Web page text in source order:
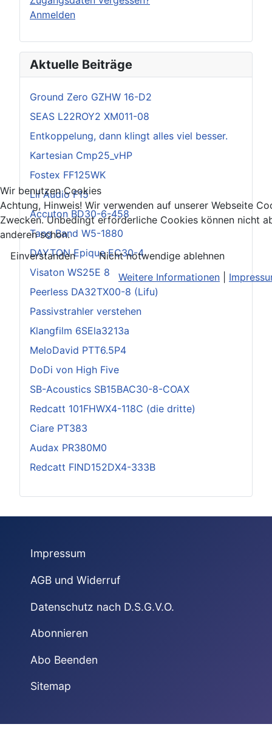
Anmelden
Aktuelle Beiträge
Ground Zero GZHW 16-D2
SEAS L22ROY2 XM011-08
Entkoppelung, dann klingt alles viel besser.
Kartesian Cmp25_vHP
Fostex FF125WK
Lii Audio F15
Accuton BD30-6-458
Tang Band W5-1880
DAYTON Epique EC30-4
Visaton WS25E 8
Peerless DA32TX00-8 (Lifu)
Passivstrahler verstehen
Klangfilm 6SEla3213a
MeloDavid PTT6.5P4
DoDi von High Five
SB-Acoustics SB15BAC30-8-COAX
Redcatt 101FHWX4-118C (die dritte)
Ciare PT383
Audax PR380M0
Redcatt FIND152DX4-333B
Impressum
AGB und Widerruf
Datenschutz nach D.S.G.V.O.
Abonnieren
Abo Beenden
Sitemap
Wir benutzen Cookies
Achtung, Hinweis! Wir verwenden auf unserer Webseite
Zwecken. Unbedingt erforderliche Cookies können nicht
anderen schon.
Einverstanden
Nicht notwendige ablehnen
Weitere Informationen